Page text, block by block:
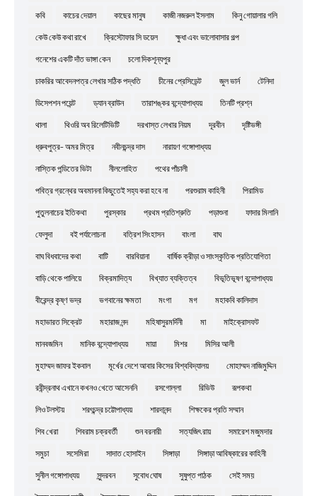
কবি কাচের দেয়াল কাছের মানুষ কাজী নজরুল ইসলাম কিনু গোয়ালার গলি
কেউ কেউ কথা রাখে ক্রিস্টোফার সি ডয়েল ক্ষুধা এবং ভালোবাসার গল্প
গনেশের একটি দাঁত ভাঙ্গা কেন চলো দিকশূন্যপুর
চাকরির আবেদনপত্র লেখার সঠিক পদ্ধতি চীনের প্রেসিডেন্ট জুল ভার্ন টেনিদা
ডিসেপশন পয়েন্ট ড্যান ব্রাউন তারাশঙ্কর বন্দ্যোপাধ্যয় তিনটি প্রশ্ন
থালা থিওরি অব রিলেটিভিটি দরখাস্ত লেখার নিয়ম দূরবীন দৃষ্টিভঙ্গী
ধ্রুবপুত্র- অমর মিত্র নবীনচন্দ্র দাস নারায়ণ গঙ্গোপাধ্যয়
নাস্তিক পন্ডিতের ভিটা নীললোহিত পথের পাঁচালী
পবিত্র গ্রন্থের অবমাননা কিছুতেই সহ্য করা হবে না পরশুরাম কাহিনী পিরামিড
পুতুলনাচের ইতিকথা পুরস্কার প্রথম প্রতিশ্রুতি পড়াশুনা ফাদার মিলানি
ফেলুদা বই পর্যালোচনা বত্রিশ সিংহাসন বাংলা বাঘ
বাঘ বিধবাদের কথা বাটি বারবিয়ানা বার্ষিক ক্রীড়া ও সাংস্কৃতিক প্রতিযোগিতা
বাড়ি থেকে পালিয়ে বিক্রমাদিত্য বিখ্যাত ব্যক্তিত্ব বিভূতিভূষণ বন্দোপাধ্যয়
বীরেন্দ্র কৃষ্ণ ভদ্র ভগবানের ক্ষমতা মংগা মগ মহাকবি কালিদাস
মহাভারত সিক্রেট মহারাজ নন্দ মহিষাসুরমর্দিনী মা মাইক্রোসফট
মানবজমিন মানিক বন্দ্যোপাধ্যয় মায়া মিশর মিসির আলী
মুহাম্মদ জাফর ইকবাল মূর্খের দেশে আবার কিসের বিশ্ববিদ্যালয় মোহাম্মদ নাজিমুদ্দিন
রবীন্দ্রনাথ এখানে কখনও খেতে আসেননি রসগোল্লা রিভিউ রূপকথা
লিও টলস্টয় শরৎচন্দ্র চট্টোপাধ্যয় শারদানন্দ শিক্ষকের প্রতি সম্মান
শিব খেরা শিবরাম চক্রবর্তী শুন বরনারী সত্যজিৎ রায় সমারেশ মজুমদার
সমুচা সসেমিরা সাদাত হোসাইন সিঙ্গাড়া সিঙ্গাড়া আবিষ্কারের কাহিনী
সুনীল গঙ্গোপাধ্যয় সুন্দরবন সুবোধ ঘোষ সুষুপ্ত পাঠক সেই সময়